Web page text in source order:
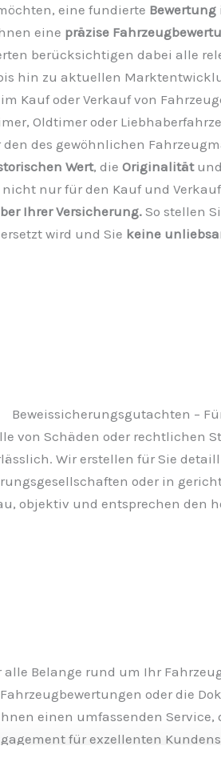
eine fundierte Bewertung
eine präzise
berücksichtigen dabei alle
hin zu aktuellen
Kauf oder Verkauf von
Oldtimer oder
den des gewöhnlichen
Wert, die Originalität
nur für den Kauf und
Ihrer Versicherung.So stellen
wird und Sie keine
Beweissicherungsgutachten –
von Schäden oder rechtlichen
Wir erstellen für Sie
oder in
objektiv und entsprechen den
alle Belange rund um Ihr
oder die
einen umfassenden Service,
für exzellenten
Kontaktieren Sie uns